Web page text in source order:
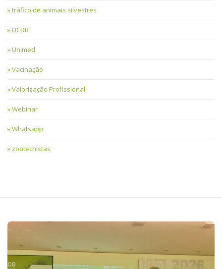
tráfico de animais silvestres
UCDB
Unimed
Vacinação
Valorização Profissional
Webinar
Whatsapp
zootecnistas